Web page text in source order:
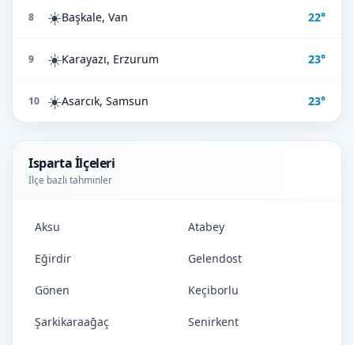
8 ☀️Başkale, Van 22°
9 ☀️Karayazı, Erzurum 23°
10 ☀️Asarcık, Samsun 23°
Isparta İlçeleri
İlçe bazlı tahminler
Aksu Atabey
Eğirdir Gelendost
Gönen Keçiborlu
Şarkikaraağaç Senirkent